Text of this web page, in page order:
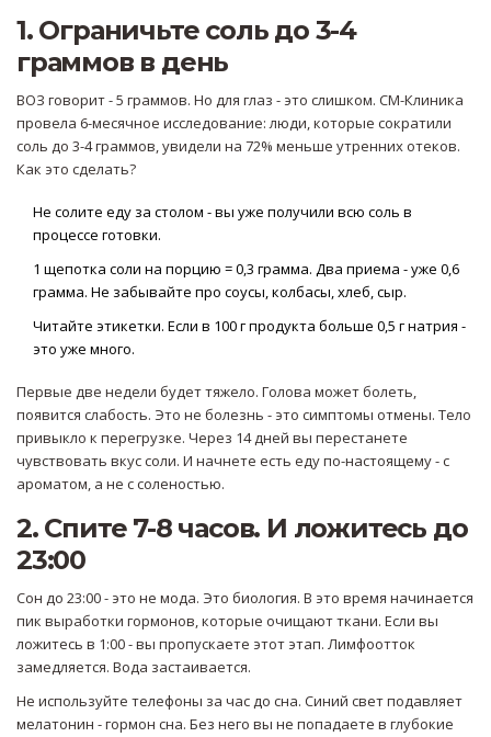
1. Ограничьте соль до 3-4
граммов в день
ВОЗ говорит - 5 граммов. Но для глаз - это слишком. СМ-Клиника
провела 6-месячное исследование: люди, которые сократили
соль до 3-4 граммов, увидели на 72% меньше утренних отеков.
Как это сделать?
Не солите еду за столом - вы уже получили всю соль в
процессе готовки.
1 щепотка соли на порцию = 0,3 грамма. Два приема - уже 0,6
грамма. Не забывайте про соусы, колбасы, хлеб, сыр.
Читайте этикетки. Если в 100 г продукта больше 0,5 г натрия -
это уже много.
Первые две недели будет тяжело. Голова может болеть,
появится слабость. Это не болезнь - это симптомы отмены. Тело
привыкло к перегрузке. Через 14 дней вы перестанете
чувствовать вкус соли. И начнете есть еду по-настоящему - с
ароматом, а не с соленостью.
2. Спите 7-8 часов. И ложитесь до
23:00
Сон до 23:00 - это не мода. Это биология. В это время начинается
пик выработки гормонов, которые очищают ткани. Если вы
ложитесь в 1:00 - вы пропускаете этот этап. Лимфоотток
замедляется. Вода застаивается.
Не используйте телефоны за час до сна. Синий свет подавляет
мелатонин - гормон сна. Без него вы не попадаете в глубокие